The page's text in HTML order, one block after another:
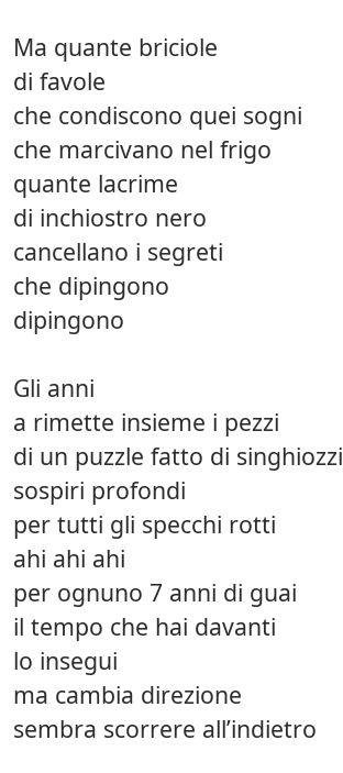
Ma quante briciole
di favole
che condiscono quei sogni
che marcivano nel frigo
quante lacrime
di inchiostro nero
cancellano i segreti
che dipingono
dipingono
Gli anni
a rimette insieme i pezzi
di un puzzle fatto di singhiozzi
sospiri profondi
per tutti gli specchi rotti
ahi ahi ahi
per ognuno 7 anni di guai
il tempo che hai davanti
lo insegui
ma cambia direzione
sembra scorrere all’indietro